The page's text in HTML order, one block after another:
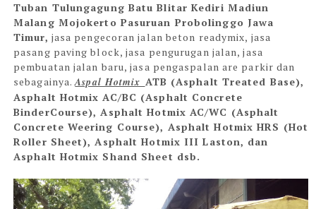
Tuban Tulungagung Batu Blitar Kediri Madiun
Malang Mojokerto Pasuruan Probolinggo Jawa
Timur, jasa pengecoran jalan beton readymix, jasa
pasang paving block, jasa pengurugan jalan, jasa
pembuatan jalan baru, jasa pengaspalan are parkir dan
sebagainya.Aspal Hotmix ATB (Asphalt Treated Base),
Asphalt Hotmix AC/BC (Asphalt Concrete
BinderCourse), Asphalt Hotmix AC/WC (Asphalt
Concrete Weering Course), Asphalt Hotmix HRS (Hot
Roller Sheet), Asphalt Hotmix III Laston, dan
Asphalt Hotmix Shand Sheet dsb.